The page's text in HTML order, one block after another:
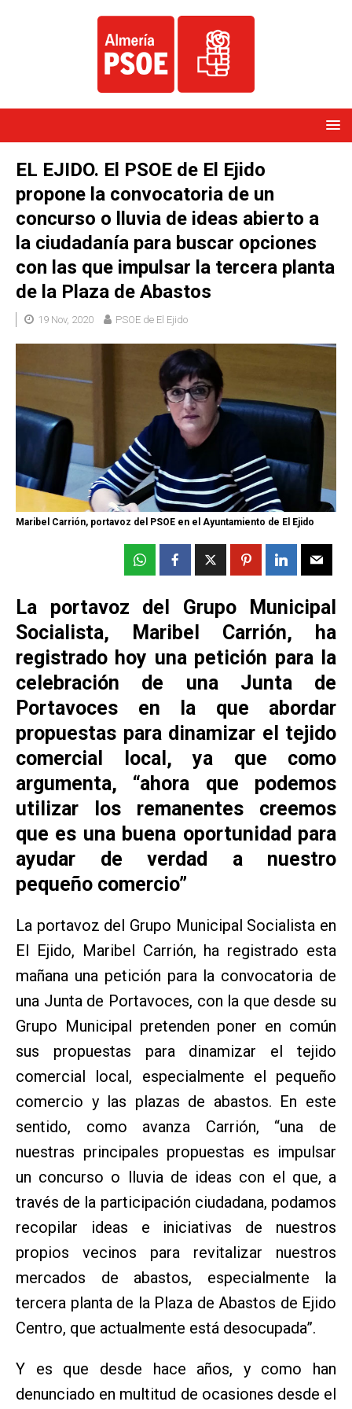
EL EJIDO. El PSOE de El Ejido
propone la convocatoria de un
concurso o lluvia de ideas abierto a
la ciudadanía para buscar opciones
con las que impulsar la tercera planta
de la Plaza de Abastos
19 Nov, 2020 PSOE de El Ejido
Maribel Carrión, portavoz del PSOE en el Ayuntamiento de El Ejido
La portavoz del Grupo Municipal
Socialista, Maribel Carrión, ha
registrado hoy una petición para la
celebración de una Junta de
Portavoces en la que abordar
propuestas para dinamizar el tejido
comercial local, ya que como
argumenta, “ahora que podemos
utilizar los remanentes creemos
que es una buena oportunidad para
ayudar de verdad a nuestro
pequeño comercio”
La portavoz del Grupo Municipal Socialista en
El Ejido, Maribel Carrión, ha registrado esta
mañana una petición para la convocatoria de
una Junta de Portavoces, con la que desde su
Grupo Municipal pretenden poner en común
sus propuestas para dinamizar el tejido
comercial local, especialmente el pequeño
comercio y las plazas de abastos. En este
sentido, como avanza Carrión, “una de
nuestras principales propuestas es impulsar
un concurso o lluvia de ideas con el que, a
través de la participación ciudadana, podamos
recopilar ideas e iniciativas de nuestros
propios vecinos para revitalizar nuestros
mercados de abastos, especialmente la
tercera planta de la Plaza de Abastos de Ejido
Centro, que actualmente está desocupada”.
Y es que desde hace años, y como han
denunciado en multitud de ocasiones desde el